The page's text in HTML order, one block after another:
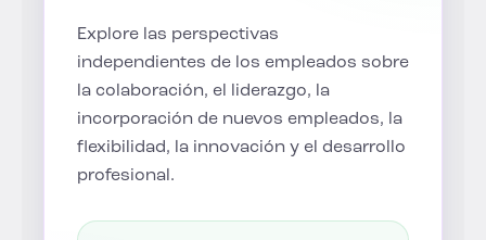
Explore las perspectivas
independientes de los empleados sobre
la colaboración, el liderazgo, la
incorporación de nuevos empleados, la
flexibilidad, la innovación y el desarrollo
profesional.